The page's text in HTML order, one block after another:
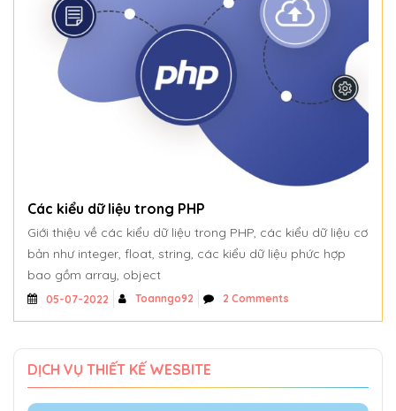
Các kiểu dữ liệu trong PHP
Giới thiệu về các kiểu dữ liệu trong PHP, các kiểu dữ liệu cơ
bản như integer, float, string, các kiểu dữ liệu phức hợp
bao gồm array, object
05-07-2022 Toanngo92 2 Comments
DỊCH VỤ THIẾT KẾ WESBITE